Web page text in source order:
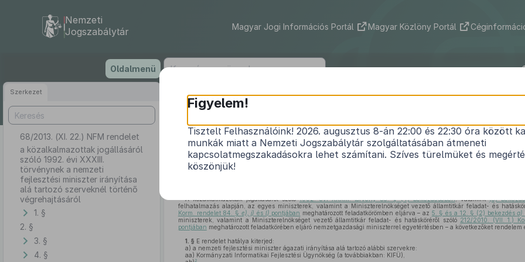
tartalomra
Nemzeti
Jogszabálytár
Magyar Jogi Információs Portál Magyar Közlöny Portál
Oldalmenü
Szerkezet
68/2013. (XI. 22.) NFM rendelet
a közalkalmazottak jogállásáról
szóló 1992. évi XXXIII.
törvénynek a nemzeti
fejlesztési miniszter irányítása
alá tartozó szerveknél történő
végrehajtásáról
1. §
2. §
3. §
4. §
68/2013. (XI. 22.) NFM rendelet
a közalkalmazottak jogállásáról szóló1992. évi XXXIII.
fejlesztési miniszter irányítása alá tartozó szerveknél történő
A közalkalmazottak jogállásáról szóló1992. évi XXXIII. törvény 85. § (4) bekezdésében, valamint(5)
felhatalmazás alapján, az egyes miniszterek, valamint a Miniszterelnökséget vezető államtitkár feladat- és
Korm. rendelet 84. § e), j) és l) pontjában meghatározott feladatkörömben eljárva – az 5. § és a 12. § (2) bekezdésa)
miniszterek, valamint a Miniszterelnökséget vezető államtitkár feladat- és hatásköréről szóló 212/2010. (VII. 1.)
pontjában meghatározott feladatkörében eljáró nemzetgazdasági miniszterrel egyetértésben – a következőket rendelem
1. § E rendelet hatálya kiterjed:
a) a nemzeti fejlesztési miniszter ágazati irányítása alá tartozó alábbi szervekre:
aa) Kormányzati Informatikai Fejlesztési Ügynökség (a továbbiakban: KIFÜ),
2
Figyelem!
Tisztelt Felhasználóink! 2026. augusztus 8-án 22:00 és 22:30 óra között
munkák miatt a Nemzeti Jogszabálytár szolgáltatásában átmeneti
kapcsolatmegszakadásokra lehet számítani. Szíves türelmüket és
köszönjük!